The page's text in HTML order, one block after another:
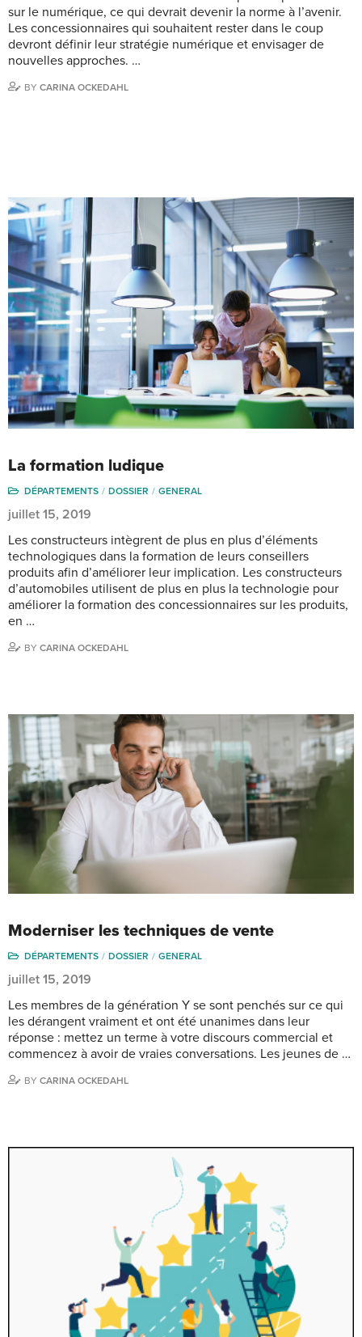
sur le numérique, ce qui devrait devenir la norme à l’avenir.
Les concessionnaires qui souhaitent rester dans le coup
devront définir leur stratégie numérique et envisager de
nouvelles approches. …
BY CARINA OCKEDAHL
La formation ludique
DÉPARTEMENTS DOSSIER GENERAL
juillet 15, 2019
Les constructeurs intègrent de plus en plus d’éléments
technologiques dans la formation de leurs conseillers
produits afin d’améliorer leur implication. Les constructeurs
d’automobiles utilisent de plus en plus la technologie pour
améliorer la formation des concessionnaires sur les produits,
en …
BY CARINA OCKEDAHL
Moderniser les techniques de vente
DÉPARTEMENTS DOSSIER GENERAL
juillet 15, 2019
Les membres de la génération Y se sont penchés sur ce qui
les dérangent vraiment et ont été unanimes dans leur
réponse : mettez un terme à votre discours commercial et
commencez à avoir de vraies conversations. Les jeunes de …
BY CARINA OCKEDAHL